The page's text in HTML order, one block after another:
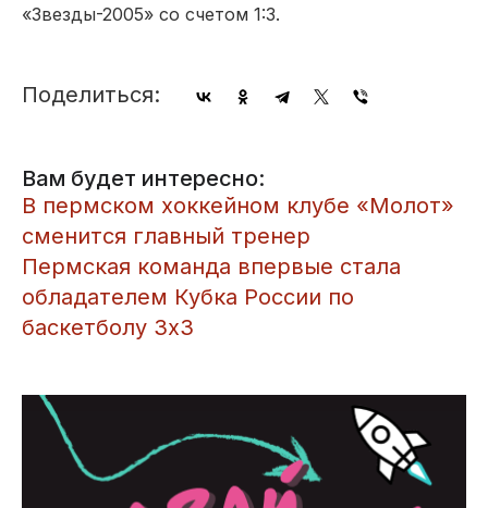
«Звезды-2005» со счетом 1:3.
Поделиться:
Вам будет интересно:
В пермском хоккейном клубе «Молот»
сменится главный тренер
Пермская команда впервые стала
обладателем Кубка России по
баскетболу 3х3